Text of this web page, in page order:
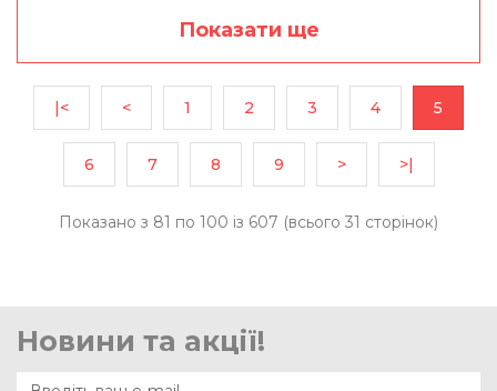
Показати ще
|< < 1 2 3 4 5
6 7 8 9 > >|
Показано з 81 по 100 із 607 (всього 31 сторінок)
Новини та акції!